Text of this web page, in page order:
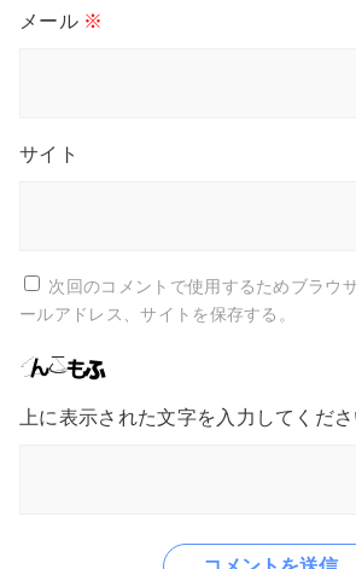
メール ※
サイト
次回のコメントで使用するためブラウ
ールアドレス、サイトを保存する。
上に表示された文字を入力してくださ